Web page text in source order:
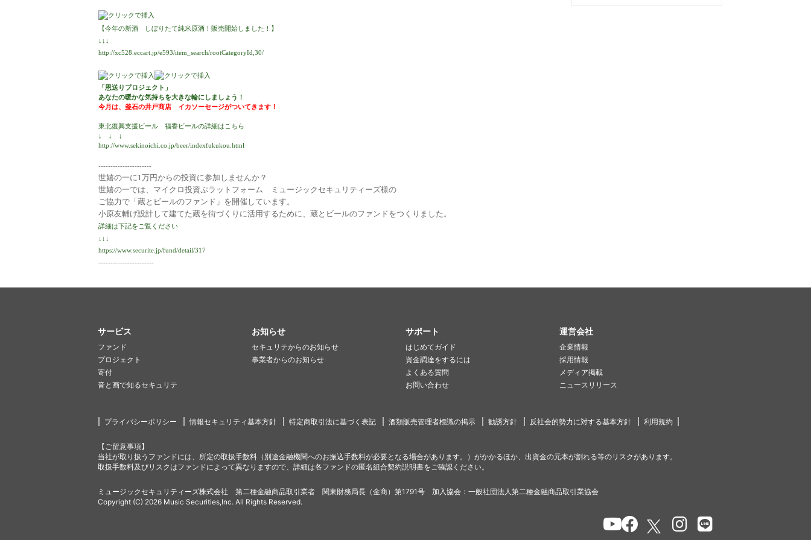
【今年の新酒 しぼりたて純米原酒！販売開始しました！】
↓↓↓
http://xc528.eccart.jp/e593/item_search/rootCategoryId,30/
「恩送りプロジェクト」
あなたの暖かな気持ちを大きな輪にしましょう！
今月は、釜石の井戸商店 イカソーセージがついてきます！
東北復興支援ビール 福香ビールの詳細はこちら
↓ ↓ ↓
http://www.sekinoichi.co.jp/beer/indexfukukou.html
----------------------
世嬉の一に1万円からの投資に参加しませんか？
世嬉の一では、マイクロ投資ぷラットフォーム ミュージックセキュリティーズ様の
ご協力で「蔵とビールのファンド」を開催しています。
小原友輔げ設計して建てた蔵を街づくりに活用するために、蔵とビールのファンドをつくりました。
詳細は下記をご覧ください
↓↓↓
https://www.securite.jp/fund/detail/317
-----------------------
サービス
ファンド
プロジェクト
寄付
音と画で知るセキュリテ
お知らせ
セキュリテからのお知らせ
事業者からのお知らせ
サポート
はじめてガイド
資金調達をするには
よくある質問
お問い合わせ
運営会社
企業情報
採用情報
メディア掲載
ニュースリリース
プライバシーポリシー 情報セキュリティ基本方針 特定商取引法に基づく表記 酒類販売管理者標識の掲示 勧誘方針 反社会的勢力に対する基本方針 利用規約
【ご留意事項】
当社が取り扱うファンドには、所定の取扱手数料（別途金融機関へのお振込手数料が必要となる場合があります。）がかかるほか、出資金の元本が割れる等のリスクがあります。
取扱手数料及びリスクはファンドによって異なりますので、詳細は各ファンドの匿名組合契約説明書をご確認ください。
ミュージックセキュリティーズ株式会社 第二種金融商品取引業者 関東財務局長（金商）第1791号 加入協会：一般社団法人第二種金融商品取引業協会
Copyright (C) 2026 Music Securities,Inc. All Rights Reserved.